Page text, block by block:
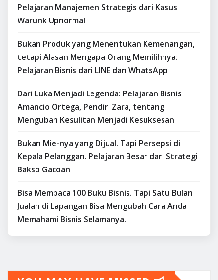
Pelajaran Manajemen Strategis dari Kasus
Warunk Upnormal
Bukan Produk yang Menentukan Kemenangan,
tetapi Alasan Mengapa Orang Memilihnya:
Pelajaran Bisnis dari LINE dan WhatsApp
Dari Luka Menjadi Legenda: Pelajaran Bisnis
Amancio Ortega, Pendiri Zara, tentang
Mengubah Kesulitan Menjadi Kesuksesan
Bukan Mie-nya yang Dijual. Tapi Persepsi di
Kepala Pelanggan. Pelajaran Besar dari Strategi
Bakso Gacoan
Bisa Membaca 100 Buku Bisnis. Tapi Satu Bulan
Jualan di Lapangan Bisa Mengubah Cara Anda
Memahami Bisnis Selamanya.